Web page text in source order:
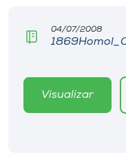
Editora
Rádio
04/07/2008
Visualizar